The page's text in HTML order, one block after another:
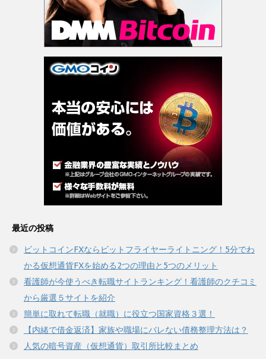
最近の投稿
ビットコインFXならビットフライヤーライトニング！5分でわ
かる仮想通貨FXを始める2つの理由と5つのメリット
看護師が今使うべき転職サイトランキング！看護師のクチコミ
から厳選５サイトを紹介
簡単に取れて転職（就職）に役立つ国家資格３選！
【内緒で借金返済】家族や職場にバレない債務整理方法は？
人気の暗号資産（仮想通貨）取引所比較まとめ